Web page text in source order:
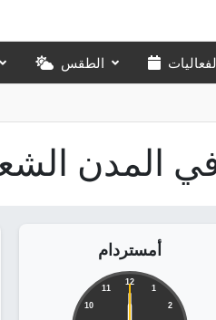
الطقس
المدن
أمستردام
12
1
2
10
11